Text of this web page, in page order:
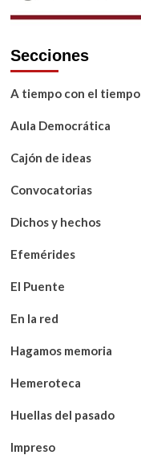
Secciones
A tiempo con el tiempo
Aula Democrática
Cajón de ideas
Convocatorias
Dichos y hechos
Efemérides
El Puente
En la red
Hagamos memoria
Hemeroteca
Huellas del pasado
Impreso